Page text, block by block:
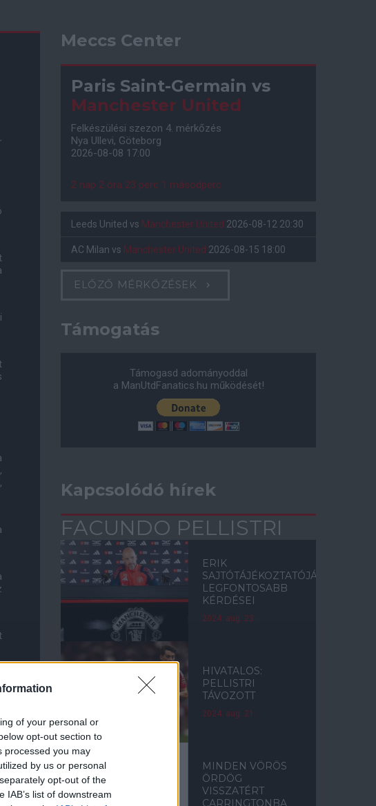
of your personal or
opt-out section to
processed you may
by us or personal
opt-out of the
list of downstream
Meccs Center
Paris Saint-Germain vs
Manchester United
Felkészülési szezon 4. mérkőzés
Nya Ullevi, Göteborg
2026-08-08 17:00
2 nap 2 óra 23 perc 0 másodperc
Leeds United vs Manchester United 2026-08-12 20:30
AC Milan vs Manchester United 2026-08-15 18:00
ELŐZŐ MÉRKŐZÉSEK
Támogatás
Támogasd adományoddal
a ManUtdFanatics.hu működését!
Kapcsolódó hírek
FACUNDO PELLISTRI
ERIK
SAJTÓTÁJÉKOZTATÓJÁNAK
LEGFONTOSABB
KÉRDÉSEI
2024. aug. 23.
HIVATALOS:
PELLISTRI
TÁVOZOTT
2024. aug. 21.
MINDEN VÖRÖS
ÖRDÖG
VISSZATÉRT
CARRINGTONBA